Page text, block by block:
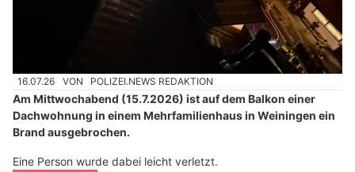
16.07.26 VON POLIZEI.NEWS REDAKTION
Am Mittwochabend (15.7.2026) ist auf dem Balkon einer
Dachwohnung in einem Mehrfamilienhaus in Weiningen ein
Brand ausgebrochen.
Eine Person wurde dabei leicht verletzt.